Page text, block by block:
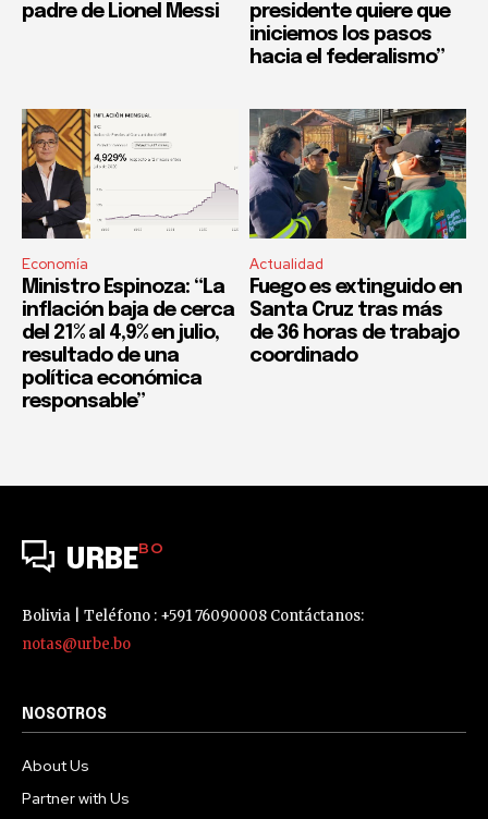
padre de Lionel Messi
presidente quiere que
iniciemos los pasos
hacia el federalismo”
Economía
Ministro Espinoza: “La
inflación baja de cerca
del 21% al 4,9% en julio,
resultado de una
política económica
responsable”
Actualidad
Fuego es extinguido en
Santa Cruz tras más
de 36 horas de trabajo
coordinado
URBEBO
Bolivia | Teléfono : +591 76090008 Contáctanos:
notas@urbe.bo
NOSOTROS
About Us
Partner with Us